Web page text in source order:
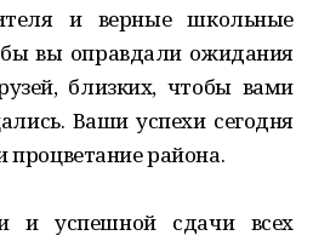
и верные школьные
вы оправдали ожидания
близких, чтобы вами
Ваши успехи сегодня
процветание района.
и успешной сдачи всех